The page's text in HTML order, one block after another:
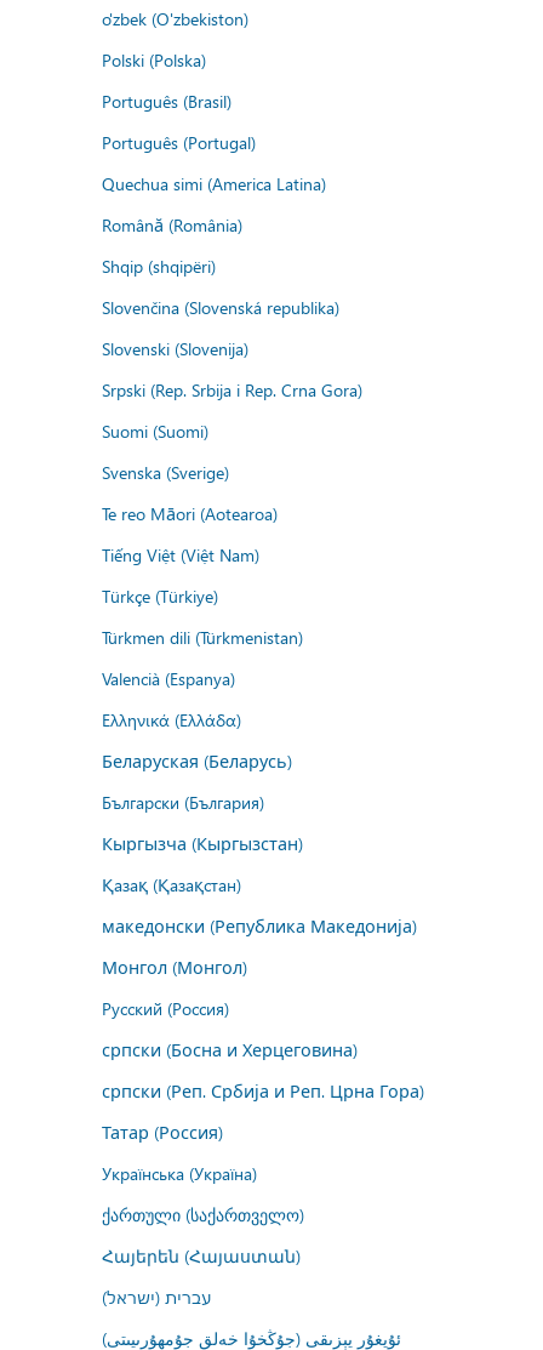
o'zbek (O'zbekiston)
Polski (Polska)
Português (Brasil)
Português (Portugal)
Quechua simi (America Latina)
Română (România)
Shqip (shqipëri)
Slovenčina (Slovenská republika)
Slovenski (Slovenija)
Srpski (Rep. Srbija i Rep. Crna Gora)
Suomi (Suomi)
Svenska (Sverige)
Te reo Māori (Aotearoa)
Tiếng Việt (Việt Nam)
Türkçe (Türkiye)
Türkmen dili (Türkmenistan)
Valencià (Espanya)
Ελληνικά (Ελλάδα)
Беларуская (Беларусь)
Български (България)
Кыргызча (Кыргызстан)
Қазақ (Қазақстан)
македонски (Република Македонија)
Монгол (Монгол)
Русский (Россия)
српски (Босна и Херцеговина)
српски (Реп. Србија и Реп. Црна Гора)
Татар (Россия)
Українська (Україна)
ქართული (საქართველო)
Հայերեն (Հայաստան)
עברית (ישראל)
ئۇيغۇر يېزىقى (جۇڭخۇا خەلق جۇمھۇرىيىتى)